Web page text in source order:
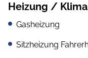
Heizung / Klima
Gasheizung
Sitzheizung